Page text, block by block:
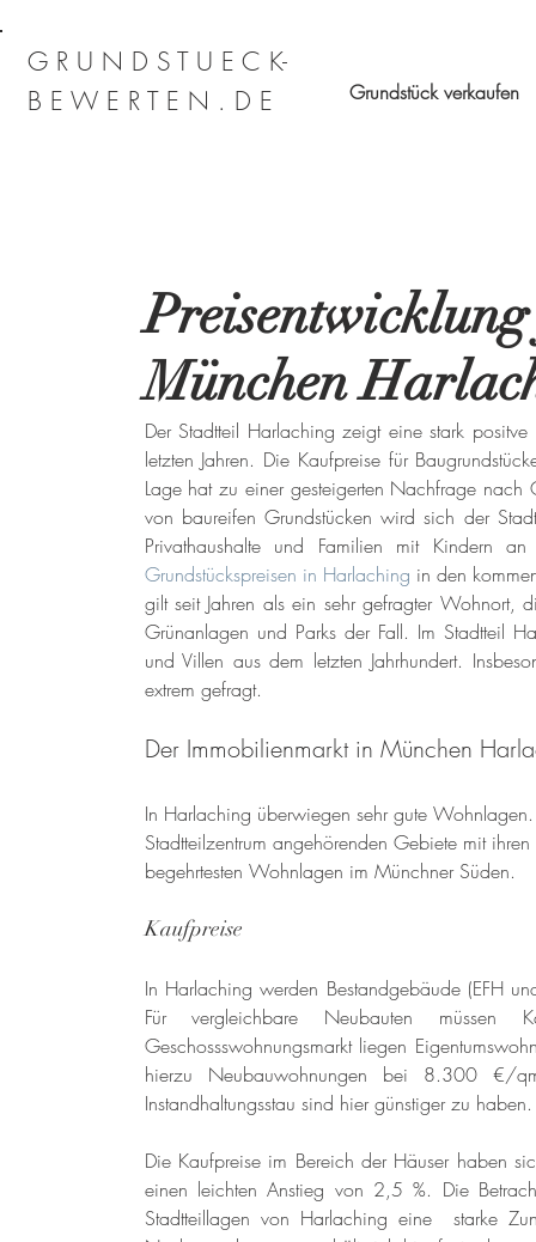
G R U N D S T U E C K-
B E W E R T E N . D E
Grundstück verkaufen
München
Der Stadtteil Harlaching zeigt eine stark
letzten Jahren. Die Kaufpreise für
Lage hat zu einer gesteigerten Nachfrage
von baureifen Grundstücken wird sich der
Grundstückspreisen in Harlaching in den
gilt seit Jahren als ein sehr gefragter Wohnort,
Grünanlagen und Parks der Fall. Im Stadtteil
und Villen aus dem letzten Jahrhundert.
extrem gefragt.
Der Immobilienmarkt in München
In Harlaching überwiegen sehr gute
Stadtteilzentrum angehörenden Gebiete mit
begehrtesten Wohnlagen im Münchner Süden.
Kaufpreise
In Harlaching werden Bestandgebäude (EFH
Für vergleichbare Neubauten
Geschossswohnungsmarkt liegen
hierzu Neubauwohnungen bei 8.300 €/
Instandhaltungsstau sind hier günstiger zu haben.
Die Kaufpreise im Bereich der Häuser haben
einen leichten Anstieg von 2,5 %. Die
Stadtteillagen von Harlaching eine  starke